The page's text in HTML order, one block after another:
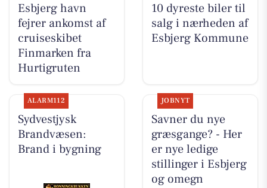
Esbjerg havn
fejrer ankomst af
cruiseskibet
Finmarken fra
Hurtigruten
10 dyreste biler til
salg i nærheden af
Esbjerg Kommune
ALARM112
Sydvestjysk
Brandvæsen:
Brand i bygning
JOBNYT
Savner du nye
græsgange? - Her
er nye ledige
stillinger i Esbjerg
og omegn